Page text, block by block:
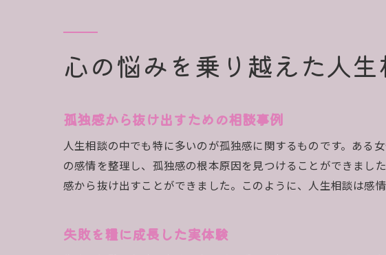
具体
相談
心の悩みを乗り越えた人
孤独感から抜け出すための相談事例
人生相談の中でも特に多いのが孤独感に関するものです。ある
の感情を整理し、孤独感の根本原因を見つけることができまし
感から抜け出すことができました。このように、人生相談は感
失敗を糧に成長した実体験